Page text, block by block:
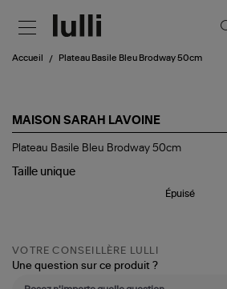
Accueil Plateau Basile Bleu Brodway 50cm
MAISON SARAH LAVOINE
Plateau
Bleu
Plateau Basile Bleu Brodway 50cm
Taille unique
Épuisé
VOTRE CONSEILLÈRE LULLI
Une question sur ce produit ?